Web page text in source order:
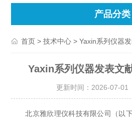
产品分类
首页 >技术中心 > Yaxin系列仪器
Yaxin系列仪器发表文
更新时间：2026-07-01
北京雅欣理仪科技有限公司（以